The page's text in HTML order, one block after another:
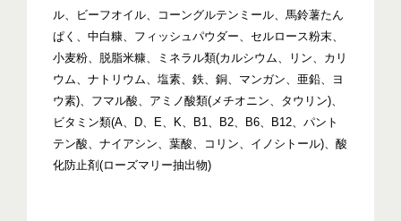
ル、ビーフオイル、コーングルテンミール、馬鈴薯たん
ぱく、中白糠、フィッシュパウダー、セルロース粉末、
小麦粉、脱脂米糠、ミネラル類(カルシウム、リン、カリ
ウム、ナトリウム、塩素、鉄、銅、マンガン、亜鉛、ヨ
ウ素)、フマル酸、アミノ酸類(メチオニン、タウリン)、
ビタミン類(A、D、E、K、B1、B2、B6、B12、パント
テン酸、ナイアシン、葉酸、コリン、イノシトール)、酸
化防止剤(ローズマリー抽出物)